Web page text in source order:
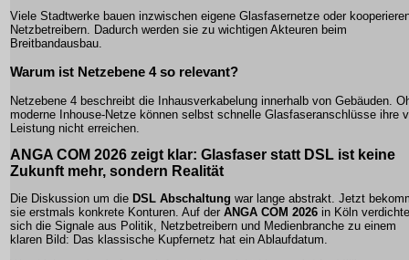
Viele Stadtwerke bauen inzwischen eigene Glasfasernetze oder
Netzbetreibern. Dadurch werden sie zu wichtigen Akteuren beim
Breitbandausbau.
Warum ist Netzebene 4 so relevant?
Netzebene 4 beschreibt die Inhausverkabelung innerhalb von Gebäuden.
moderne Inhouse-Netze können selbst schnelle Glasfaseranschlüsse ihre
Leistung nicht erreichen.
ANGA COM 2026 zeigt klar: Glasfaser statt DSL ist keine
Zukunft mehr, sondern Realität
Die Diskussion um die DSL Abschaltung war lange abstrakt. Jetzt
sie erstmals konkrete Konturen. Auf der ANGA COM 2026 in Köln
sich die Signale aus Politik, Netzbetreibern und Medienbranche zu einem
klaren Bild: Das klassische Kupfernetz hat ein Ablaufdatum.